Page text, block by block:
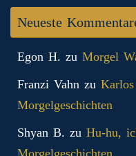
Neueste
Egon H. zu Morgel
Franzi Vahn zu
Morgelgeschichten
Shyan B. zu Hu-hu,
Morgelgeschichten